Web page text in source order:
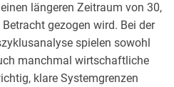
längeren Zeitraum von 30,
gezogen wird. Bei der
spielen sowohl
manchmal wirtschaftliche
klare Systemgrenzen